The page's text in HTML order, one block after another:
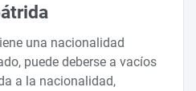
una nacionalidad
puede deberse a vacíos
a la nacionalidad,